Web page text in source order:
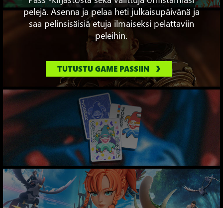
pelejä. Asenna ja pelaa heti julkaisupäivänä ja
saa pelinsisäisiä etuja ilmaiseksi pelattaviin
peleihin.
TUTUSTU GAME PASSIIN